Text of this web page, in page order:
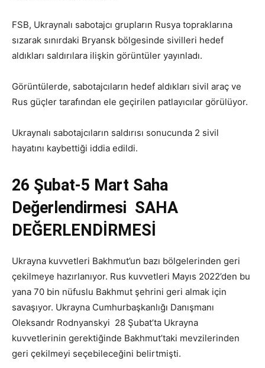
FSB, Ukraynalı sabotajcı grupların Rusya topraklarına
sızarak sınırdaki Bryansk bölgesinde sivilleri hedef
aldıkları saldırılara ilişkin görüntüler yayınladı.
Görüntülerde, sabotajcıların hedef aldıkları sivil araç ve
Rus güçler tarafından ele geçirilen patlayıcılar görülüyor.
Ukraynalı sabotajcıların saldırısı sonucunda 2 sivil
hayatını kaybettiği iddia edildi.
26 Şubat-5 Mart Saha
Değerlendirmesi SAHA
DEĞERLENDİRMESİ
Ukrayna kuvvetleri Bakhmut’un bazı bölgelerinden geri
çekilmeye hazırlanıyor. Rus kuvvetleri Mayıs 2022’den bu
yana 70 bin nüfuslu Bakhmut şehrini geri almak için
savaşıyor. Ukrayna Cumhurbaşkanlığı Danışmanı
Oleksandr Rodnyanskyi 28 Şubat’ta Ukrayna
kuvvetlerinin gerektiğinde Bakhmut’taki mevzilerinden
geri çekilmeyi seçebileceğini belirtmişti.